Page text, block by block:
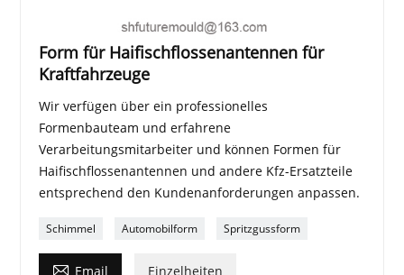
Form für Haifischflossenantennen für
Kraftfahrzeuge
Wir verfügen über ein professionelles
Formenbauteam und erfahrene
Verarbeitungsmitarbeiter und können Formen für
Haifischflossenantennen und andere Kfz-Ersatzteile
entsprechend den Kundenanforderungen anpassen.
Schimmel Automobilform Spritzgussform
 Email Einzelheiten